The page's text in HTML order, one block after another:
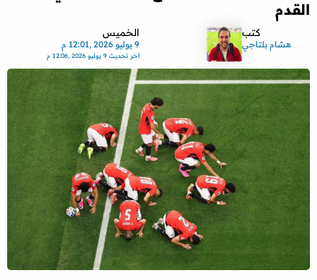
القدم
كتب
هشام بلتاجي
الخميس
9 يوليو 2026 ,12:01 م
اخر تحديث9 يوليو 2026 ,12:06 م